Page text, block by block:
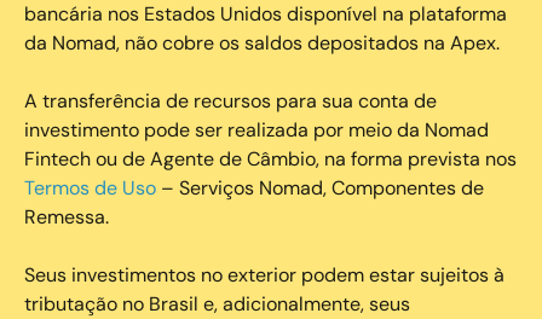
bancária nos Estados Unidos disponível na plataforma
da Nomad, não cobre os saldos depositados na Apex.
A transferência de recursos para sua conta de
investimento pode ser realizada por meio da Nomad
Fintech ou de Agente de Câmbio, na forma prevista nos
Termos de Uso – Serviços Nomad, Componentes de
Remessa.
Seus investimentos no exterior podem estar sujeitos à
tributação no Brasil e, adicionalmente, seus